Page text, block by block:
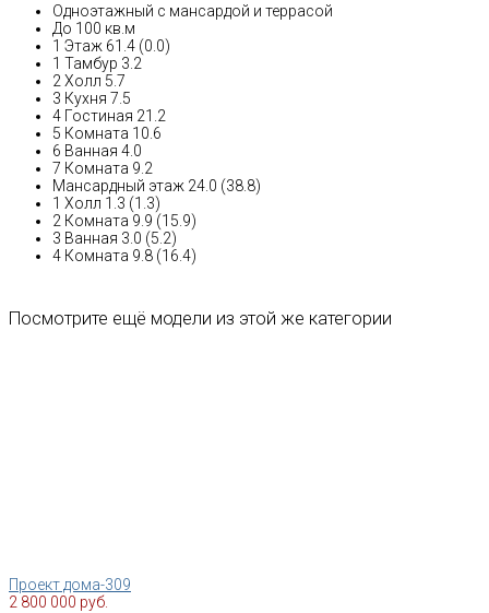
Одноэтажный с мансардой и террасой
До 100 кв.м
1 Этаж 61.4 (0.0)
1 Тамбур 3.2
2 Холл 5.7
3 Кухня 7.5
4 Гостиная 21.2
5 Комната 10.6
6 Ванная 4.0
7 Комната 9.2
Мансардный этаж 24.0 (38.8)
1 Холл 1.3 (1.3)
2 Комната 9.9 (15.9)
3 Ванная 3.0 (5.2)
4 Комната 9.8 (16.4)
Посмотрите ещё модели из этой же категории
Проект дома-309
2 800 000 руб.